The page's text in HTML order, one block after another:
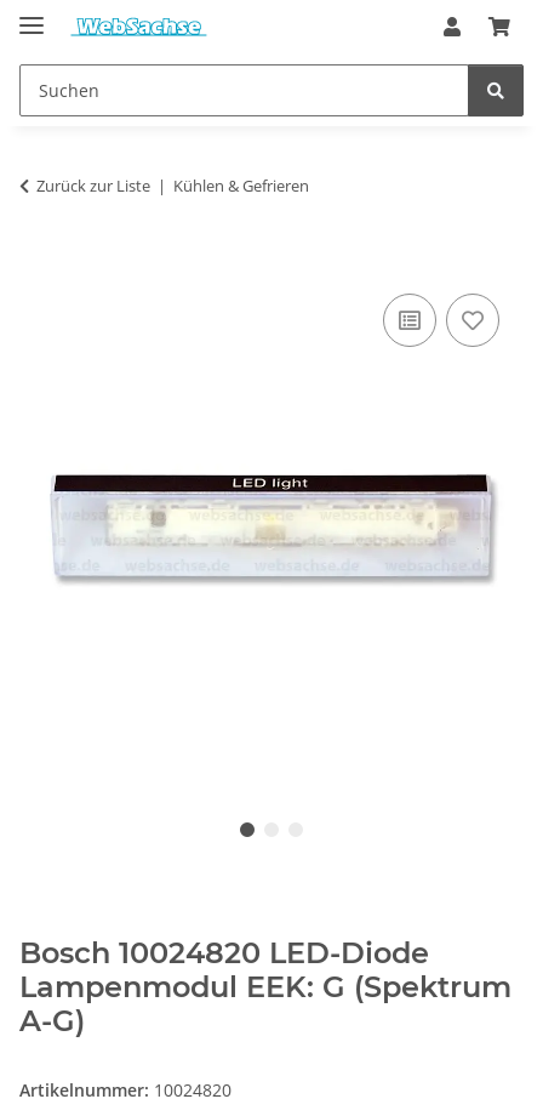
Zurück zur Liste Kühlen & Gefrieren
Bosch 10024820 LED-Diode
Lampenmodul EEK: G (Spektrum
A-G)
Artikelnummer: 10024820